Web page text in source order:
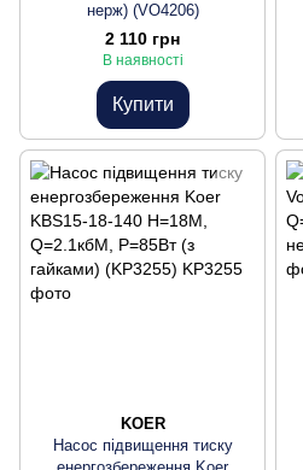
нерж) (VO4206)
2 110 грн
В наявності
Купити
KOER
Насос підвищення тиску